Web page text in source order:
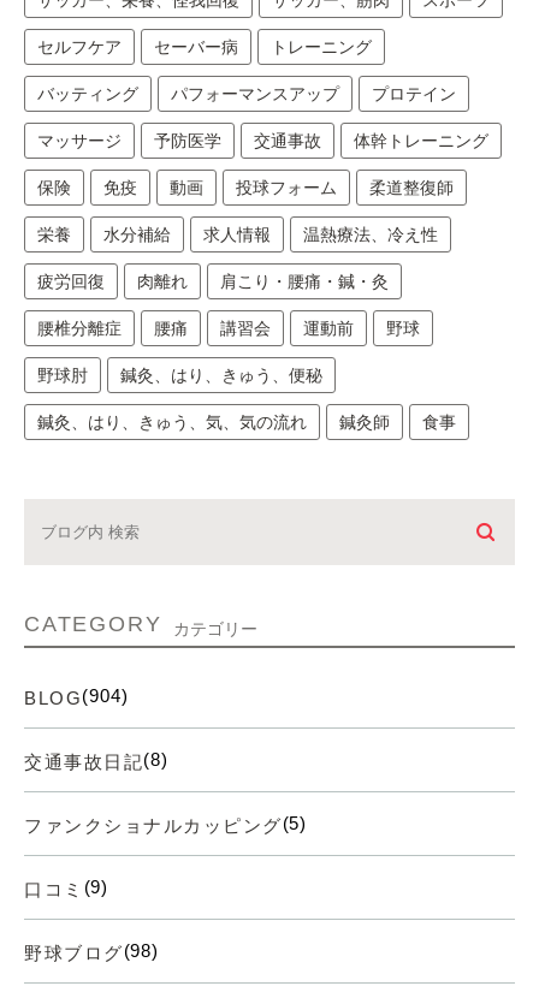
セルフケア セーバー病 トレーニング
バッティング パフォーマンスアップ プロテイン
マッサージ 予防医学 交通事故 体幹トレーニング
保険 免疫 動画 投球フォーム 柔道整復師
栄養 水分補給 求人情報 温熱療法、冷え性
疲労回復 肉離れ 肩こり・腰痛・鍼・灸
腰椎分離症 腰痛 講習会 運動前 野球
野球肘 鍼灸、はり、きゅう、便秘
鍼灸、はり、きゅう、気、気の流れ 鍼灸師 食事
CATEGORY カテゴリー
BLOG(904)
交通事故日記(8)
ファンクショナルカッピング(5)
口コミ (9)
野球ブログ(98)